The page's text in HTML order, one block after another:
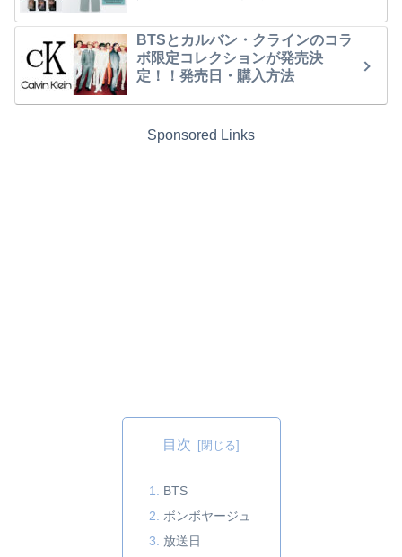
BTSとカルバン・クラインのコラ
ボ限定コレクションが発売決
定！！発売日・購入方法
Sponsored Links
目次
BTS
ボンボヤージュ
放送日